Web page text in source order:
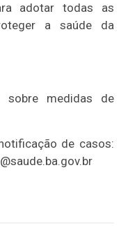
adotar todas as
a saúde da
sobre medidas de
de casos: